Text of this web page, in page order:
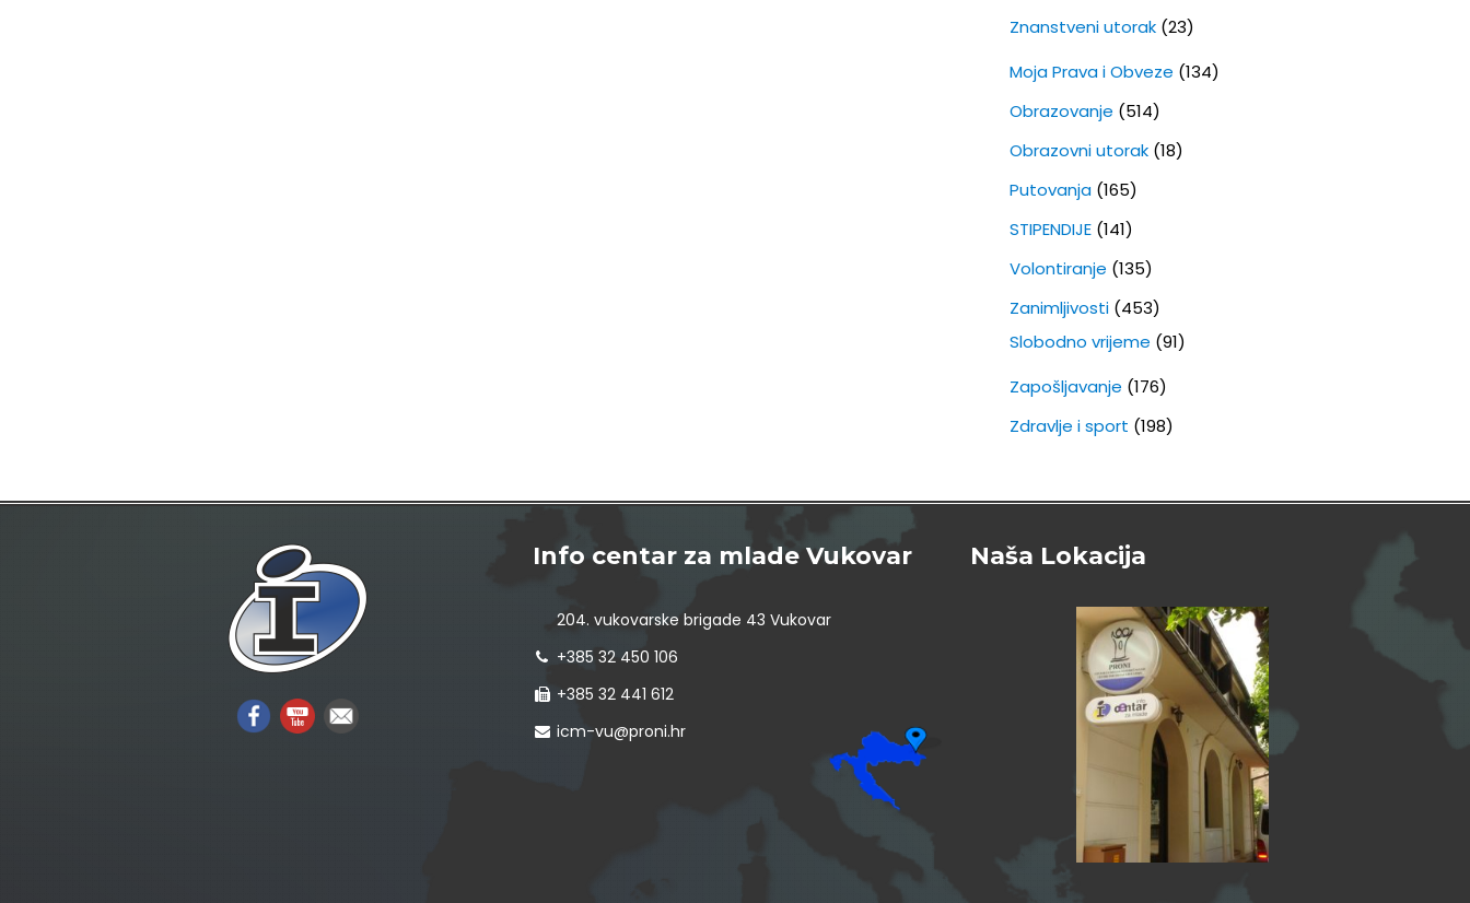
Znanstveni utorak(23)
Moja Prava i Obveze (134)
Obrazovanje (514)
Obrazovni utorak(18)
Putovanja(165)
STIPENDIJE(141)
Volontiranje (135)
Zanimljivosti(453)
Slobodno vrijeme (91)
Zapošljavanje (176)
Zdravlje i sport (198)
Info centar za mlade Vukovar
204. vukovarske brigade 43 Vukovar
+385 32 450 106
+385 32 441 612
icm-vu@proni.hr
Naša Lokacija